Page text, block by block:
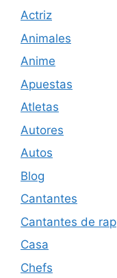
Actriz
Animales
Anime
Apuestas
Atletas
Autores
Autos
Blog
Cantantes
Cantantes de rap
Casa
Chefs